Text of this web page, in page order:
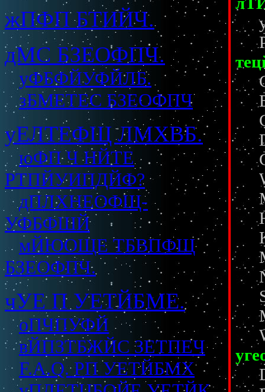
жПФП БТИЙЧ.
дМС БЗЕОФПЧ.
уФБФЙУФЙЛБ.
зБМЕТЕС БЗЕОФПЧ
уЕЛТЕФЩ ЛМХВБ.
юФП Ч НЙТЕ
РТПЙУИПДЙФ?
дПЛХНЕОФЩ-
УФБФШЙ
мЙЮОЩЕ ТБВПФЩ
БЗЕОФПЧ.
чУЕ П УЕТЙБМЕ.
оПЧПУФЙ
вЙПЗТБЖЙС ЗЕТПЕЧ
F.A.Q. РП УЕТЙБМХ